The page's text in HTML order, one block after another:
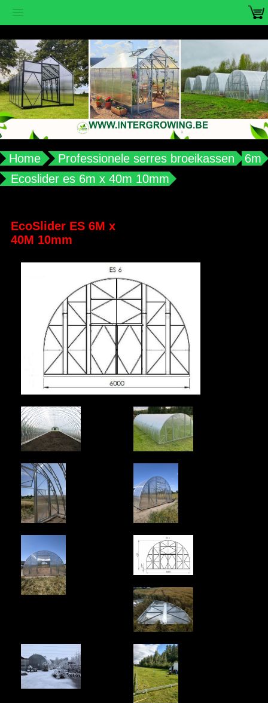
vub2s3u0e8ax988aplqy4qocwdw7b4
Home Professionele serres broeikassen
6m
Ecoslider es 6m x 40m 10mm
EcoSlider ES 6M x
40M 10mm